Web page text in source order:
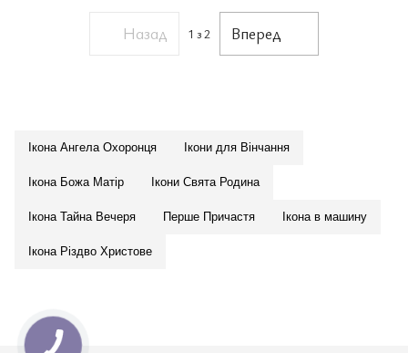
Назад 1 з 2 Вперед
Ікона Ангела Охоронця Ікони для Вінчання
Ікона Божа Матір Ікони Свята Родина
Ікона Тайна Вечеря Перше Причастя Ікона в машину
Ікона Різдво Христове